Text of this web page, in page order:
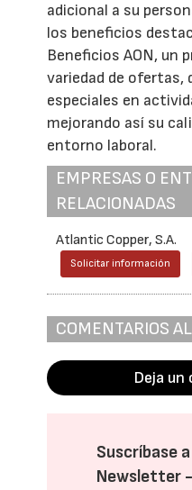
adicional a su
los beneficios
Beneficios AON, un
variedad de ofertas,
especiales en
mejorando así su
entorno laboral.
EMPRESAS O
RELACIONADAS
Atlantic Copper, S.A.
Solicitar información
COMENTARIOS
Deja
Suscríbase
Newsletter -